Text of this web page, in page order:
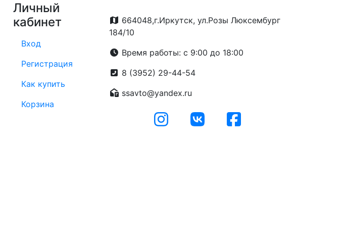
Личный
кабинет
Вход
Регистрация
Как купить
Корзина
664048,г.Иркутск, ул.Розы Люксембург
184/10
Время работы: с 9:00 до 18:00
8 (3952) 29-44-54
ssavto@yandex.ru